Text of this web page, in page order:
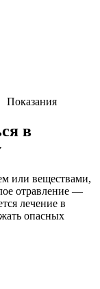
Показания
в
или веществами,
отравление —
лечение в
опасных